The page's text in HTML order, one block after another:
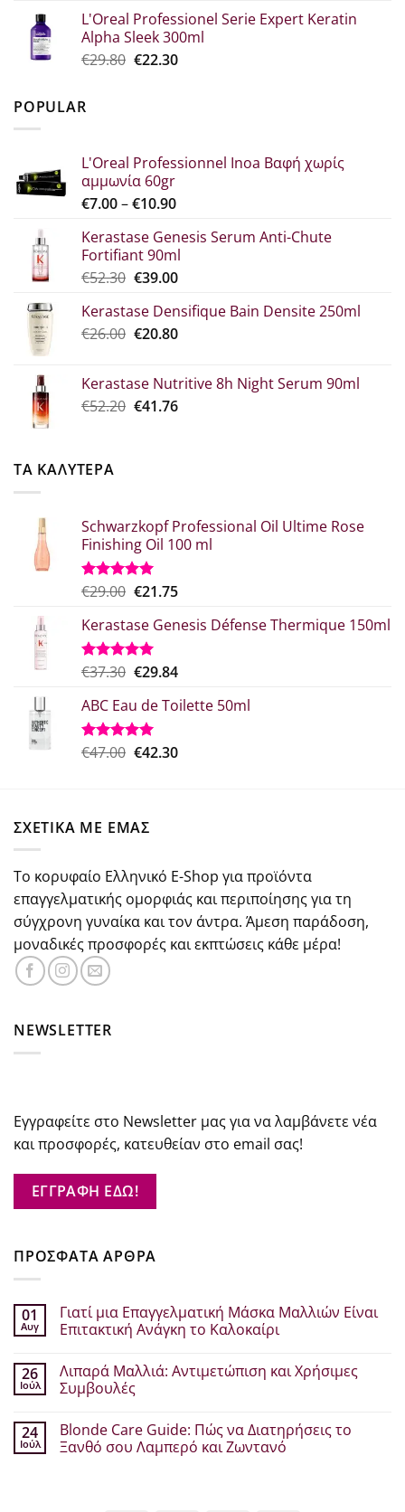
was:
€34.60.
τιμή
είναι:
€25.90.
L'Oreal Professionel Serie Expert Keratin
Alpha Sleek 300ml
€29.80 Original
€22.30Η
POPULAR
L'Oreal Professionnel Inoa Βαφή χωρίς
αμμωνία 60gr
€7.00–€10.90Price
€7.00
through
€10.90
Kerastase Genesis Serum Anti-Chute
Fortifiant 90ml
€52.30 Original
was:
€52.30.
€39.00Η
τιμή
είναι:
Kerastase Densifique Bain Densite 250ml
€26.00 Original
€26.00.
€20.80Η
είναι:
€20.80.
Kerastase Nutritive 8h Night Serum 90ml
€52.20 Original
€41.76Η
ΤΑ ΚΑΛΥΤΕΡΑ
Schwarzkopf Professional Oil Ultime Rose
Finishing Oil 100 ml
Βαθμολογήθηκε
από 5
€29.00 Original
was:
€29.00.
€21.75Η
τιμή
€21.75.
Kerastase Genesis Défense Thermique 150ml
Βαθμολογήθηκε
από 5
€37.30 Original
was:
€37.30.
€29.84Η
τιμή
€29.84.
ABC Eau de Toilette 50ml
Βαθμολογήθηκε
€47.00 Original
€42.30Η
ΣΧΕΤΙΚΑ ΜΕ ΕΜΑΣ
Το κορυφαίο Ελληνικό E-Shop για προϊόντα
επαγγελματικής ομορφιάς και περιποίησης για τη
σύγχρονη γυναίκα και τον άντρα. Άμεση παράδοση,
μοναδικές προσφορές και εκπτώσεις κάθε μέρα!
NEWSLETTER
Εγγραφείτε στο Newsletter μας για να λαμβάνετε νέα
και προσφορές, κατευθείαν στο email σας!
ΕΓΓΡΑΦΗ ΕΔΩ!
ΠΡΟΣΦΑΤΑ ΑΡΘΡΑ
01
Αυγ
Γιατί μια Επαγγελματική Μάσκα Μαλλιών Είναι
Επιτακτική Ανάγκη το Καλοκαίρι
σχόλια
στο
Γιατί
Μάσκα
Μαλλιών
Είναι
26
Ιούλ
Λιπαρά Μαλλιά: Αντιμετώπιση και Χρήσιμες
Συμβουλές
σχόλια
στο
Λιπαρά
24
Ιούλ
Blonde Care Guide: Πώς να Διατηρήσεις το
Ξανθό σου Λαμπερό και Ζωντανό